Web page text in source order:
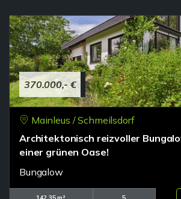
370.000,- €
Mainleus / Schmeilsdorf
Architektonisch reizvoller
einer grünen Oase!
Bungalow